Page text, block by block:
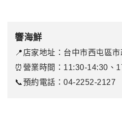
響海鮮
📍店家地址：台中市西屯區
⏰營業時間：11:30-14:30、
📞預約電話：04-2252-2127